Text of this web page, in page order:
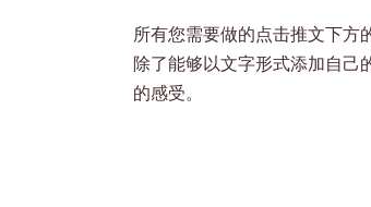
所有您需要做的点击推文下方
除了能够以文字形式添加自己
的感受。